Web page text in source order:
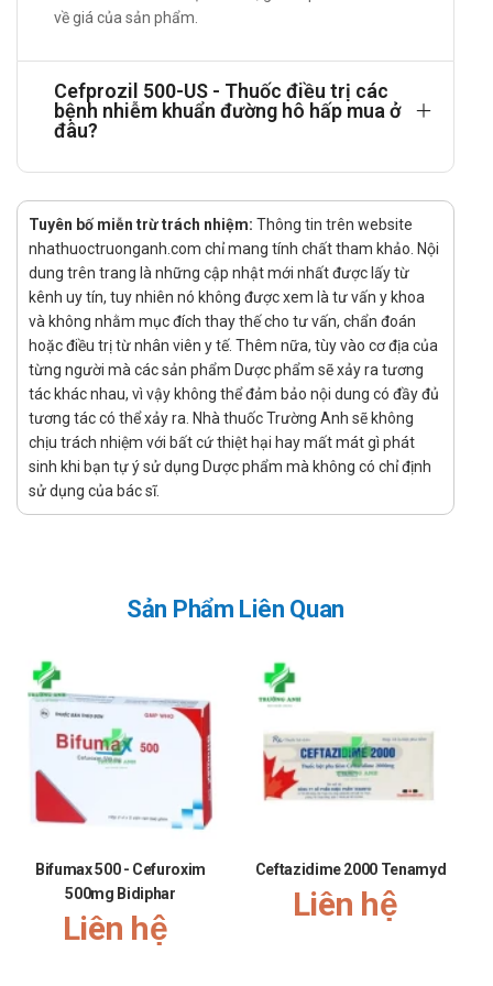
kháng cefprozil.
Gram-âm hiếu khí: Haemophilus influenza (bao gồm
các chủng sản xuất beta-lactamase), Moraxella
(Branhamella) catarrhalis (bao gồm các chủng sản
xuất beta-lactamase), Ciữobacter diversus, Escherichia
coli, Klebsiella pneumonia, Neisseria gonorrhoeae (bao
Các vi khuẩn kỵ khí: Prevotella (Bacteroides)
melaninogenicus, Oostridium difficile, Clostridium
perffingens, Fusobacterium spp., Peptostreptococcus
spp., Propionibacterium acnes.
Tác dụng - Chỉ định của Cefprozil 500-US
Cefprozil 500-US được chỉ định trong điều trị các trường
hợp nhiễm khuẩn như:
Viêm họng, viêm amidan, viêm xoang cấp tính, viêm tai
giữa;
Viêm phế quản cấp do nhiễm khuẩn thứ cấp hoặc đợt
kịch phát viêm phế quản mạn tính do nhiễm khuẩn cấp;
Viêm bàng quang cấp.
US
Hướng dẫn sử dụng:
Liều dùng:
Đối với trẻ em từ 13 tuổi:
Viêm họng hoặc viêm amidan: Dùng
Nhiễm khuẩn tổ chức da và da, không biến
chứng: Dùng 250mg hoặc 500mg mỗi 12 giờ
trong 10 ngày;
Nhiễm khuẩn đường hô hấp:
về giá của sản phẩm.
Cefprozil 500-US - Thuốc điều trị các
bệnh nhiễm khuẩn đường hô hấp mua ở
đâu?
Tuyên bố miễn trừ trách nhiệm: Thông tin trên website
nhathuoctruonganh.com chỉ mang tính chất tham khảo. Nội
dung trên trang là những cập nhật mới nhất được lấy từ
kênh uy tín, tuy nhiên nó không được xem là tư vấn y khoa
và không nhằm mục đích thay thế cho tư vấn, chẩn đoán
hoặc điều trị từ nhân viên y tế. Thêm nữa, tùy vào cơ địa của
từng người mà các sản phẩm Dược phẩm sẽ xảy ra tương
tác khác nhau, vì vậy không thể đảm bảo nội dung có đầy đủ
tương tác có thể xảy ra. Nhà thuốc Trường Anh sẽ không
chịu trách nhiệm với bất cứ thiệt hại hay mất mát gì phát
sinh khi bạn tự ý sử dụng Dược phẩm mà không có chỉ định
sử dụng của bác sĩ.
Sản Phẩm Liên Quan
Bifumax 500 - Cefuroxim
500mg Bidiphar
Liên hệ
Ceftazidime 2000 Tenamyd
Liên hệ